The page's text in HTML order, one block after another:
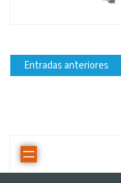
Entradas anteriores